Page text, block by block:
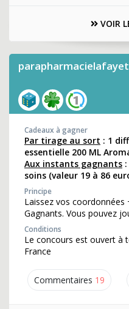
VOIR
Commentaires 19
Cadeaux à gagner
Par tirage au sort : 1
essentielle 200 ML
Aux instants gagnants
soins (valeur 19 à 86
Principe
Laissez vos
Gagnants. Vous pouvez
Conditions
Le concours est ouvert à
France